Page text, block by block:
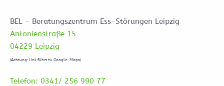
BEL - Beratungszentrum Ess-Störungen Leipzig
Antonienstraße 15
04229 Leipzig
(Achtung: Link führt zu Google-Maps)
Telefon: 0341/ 256 990 77